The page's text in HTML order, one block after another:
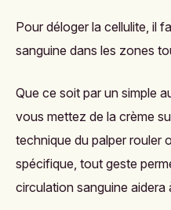
Pour déloger la cellulite, il
sanguine dans les zones
Que ce soit par un simple
vous mettez de la crème
technique du palper rouler
spécifique, tout geste
circulation sanguine aidera